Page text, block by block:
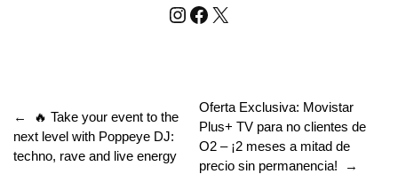
Instagram
Facebook
X
←
🔥 Take your event to the
next level with Poppeye DJ:
techno, rave and live energy
Oferta Exclusiva: Movistar
Plus+ TV para no clientes de
O2 – ¡2 meses a mitad de
precio sin permanencia!
→